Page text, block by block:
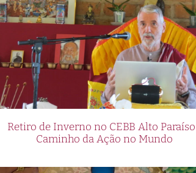
Retiro de Inverno no CEBB Alto Paraíso |
Caminho da Ação no Mundo